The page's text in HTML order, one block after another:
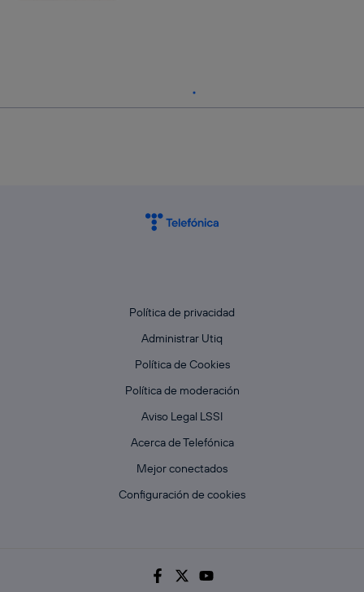
Política de privacidad
Administrar Utiq
Política de Cookies
Política de moderación
Aviso Legal LSSI
Acerca de Telefónica
Mejor conectados
Configuración de cookies